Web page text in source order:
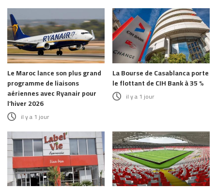
Le Maroc lance son plus grand
programme de liaisons
aériennes avec Ryanair pour
l’hiver 2026
il y a 1 jour
La Bourse de Casablanca porte
le flottant de CIH Bank à 35 %
il y a 1 jour